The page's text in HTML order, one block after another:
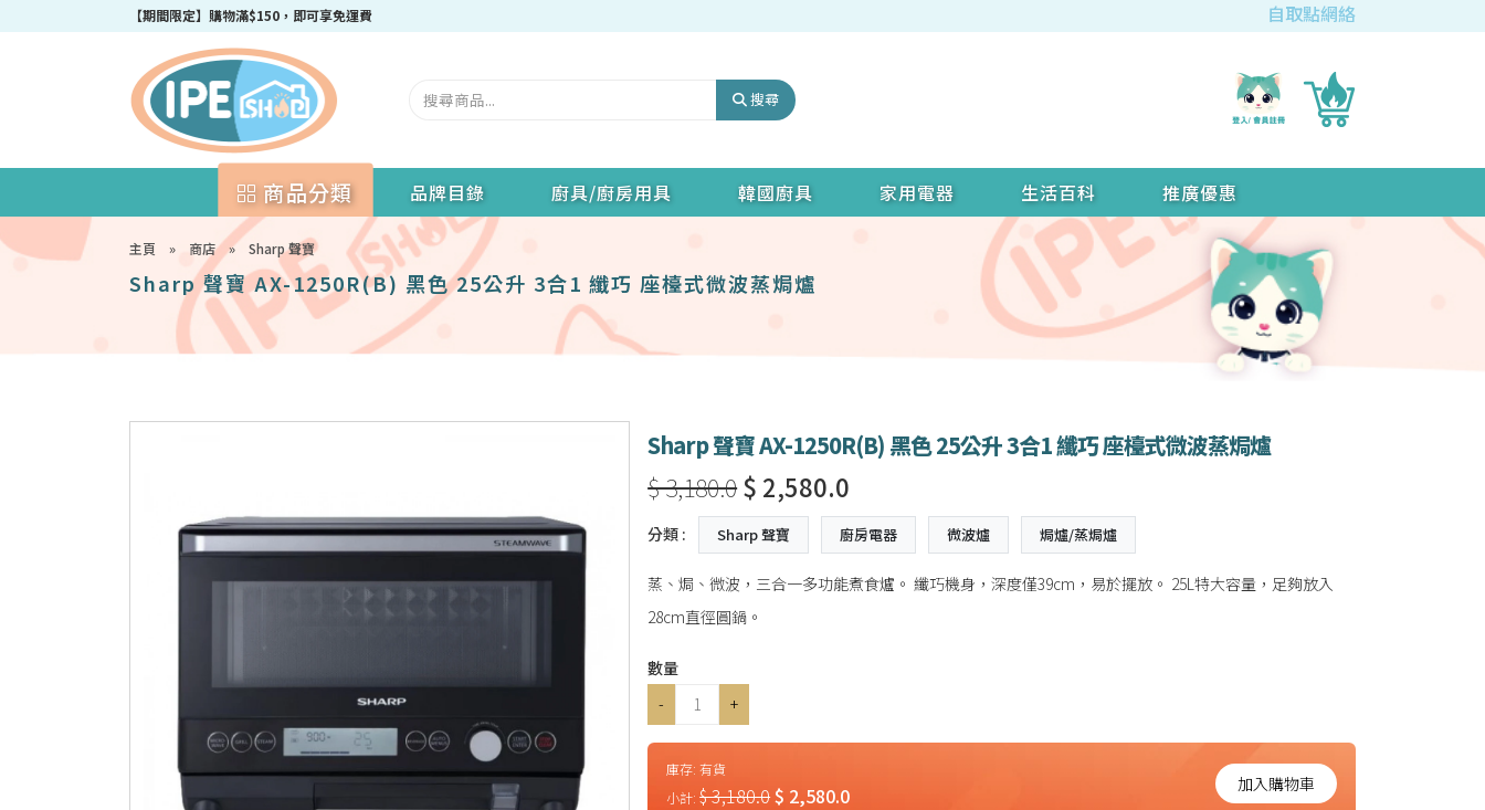
成為IPEshop會員，新會員即可獲得迎新$50購物優惠碼！ 自取點網絡
搜尋
商品分類 品牌目錄 廚具/廚房用具 韓國廚具 家用電器 生活百科 推廣優惠
主頁 » 商店» Sharp 聲寶
Sharp 聲寶 AX-1250R(B) 黑色 25公升 3合1 纖巧 座檯式微波蒸焗爐
Sharp 聲寶 AX-1250R(B) 黑色 25公升 3合1 纖巧 座檯式微波蒸焗爐
$ 3,180.0$ 2,580.0
分類 : Sharp 聲寶 廚房電器 微波爐 焗爐/蒸焗爐
蒸、焗、微波，三合一多功能煮食爐。 纖巧機身，深度僅39cm，易於擺放。 25L特大容量，足夠放入
28cm直徑圓鍋。
數量
-
+
庫存:有貨
小計:$ 3,180.0$ 2,580.0 加入購物車